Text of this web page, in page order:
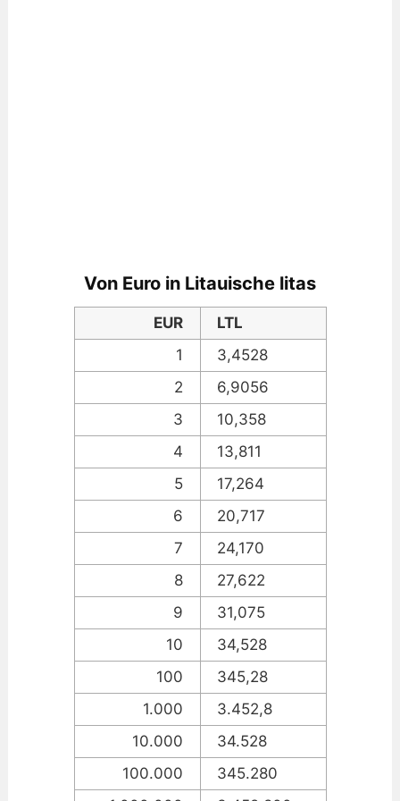
Von Euro in Litauische litas
EUR
LTL
1
3,4528
2
6,9056
3
10,358
4
13,811
5
17,264
6
20,717
7
24,170
8
27,622
9
31,075
10
34,528
100
345,28
1.000
3.452,8
10.000
34.528
100.000
345.280